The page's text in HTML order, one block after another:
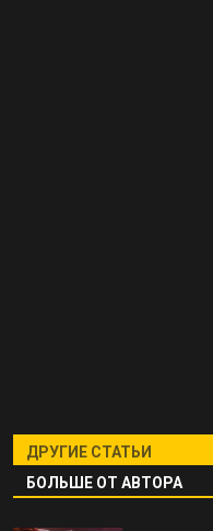
ДРУГИЕ СТАТЬИ
БОЛЬШЕ ОТ АВТОРА